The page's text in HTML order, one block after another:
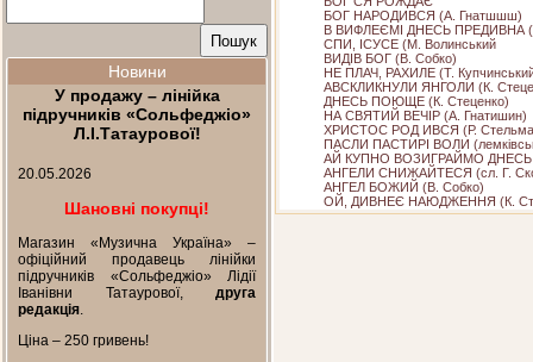
Новини
У продажу – лінійка
підручників «Сольфеджіо»
Л.І.Татаурової!
20.05.2026
Шановні покупці!
Магазин «Музична Україна» –
офіційний продавець лінійки
підручників «Сольфеджіо» Лідії
Іванівни Татаурової, друга
редакція.
Ціна – 250 гривень!
БОГ НАРОДИВСЯ (А. Гнатшшш)
В ВИФЛЕЄМІ ДНЕСЬ ПРЕДИВНА
СПИ, ІСУСЕ (М. Волинський
ВИДІВ БОГ (В. Собко)
НЕ ПЛАЧ, РАХИЛЕ (Т.
АВСКЛИКНУЛИ ЯНГОЛИ (К.
ДНЕСЬ ПОЮЩЕ (К. Стеценко)
НА СВЯТИЙ ВЕЧІР (А. Гнатишин)
ХРИСТОС РОД ИВСЯ (Р.
ПАСЛИ ПАСТИРІ ВОЛИ
АЙ КУПНО ВОЗИГРАЙМО ДНЕСЬ
АНГЕЛИ СНИЖАЙТЕСЯ (сл. Г.
АНГЕЛ БОЖИЙ (В. Собко)
ОЙ, ДИВНЕЄ НАЮДЖЕННЯ (К.